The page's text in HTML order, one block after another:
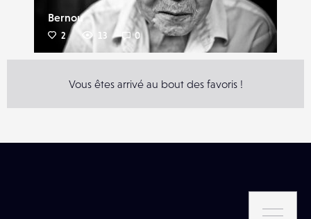
Bernou
2 13 0
Vous êtes arrivé au bout des favoris !